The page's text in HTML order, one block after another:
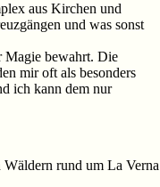
aus Kirchen und
und was sonst
Magie bewahrt. Die
mir oft als besonders
ich kann dem nur
rund um La Verna